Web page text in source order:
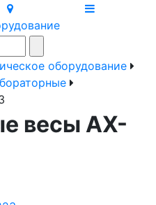
оборудование
весы AX-